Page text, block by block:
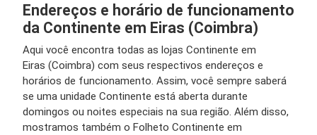
Endereços e horário de funcionamento
da Continente em Eiras (Coimbra)
Aqui você encontra todas as lojas Continente em
Eiras (Coimbra) com seus respectivos endereços e
horários de funcionamento. Assim, você sempre saberá
se uma unidade Continente está aberta durante
domingos ou noites especiais na sua região. Além disso,
mostramos também o Folheto Continente em